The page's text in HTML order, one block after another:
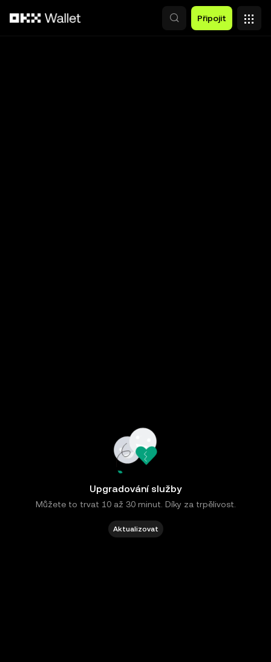
Připojit
Upgradování služby
Můžete to trvat 10 až 30 minut. Díky za trpělivost.
Aktualizovat